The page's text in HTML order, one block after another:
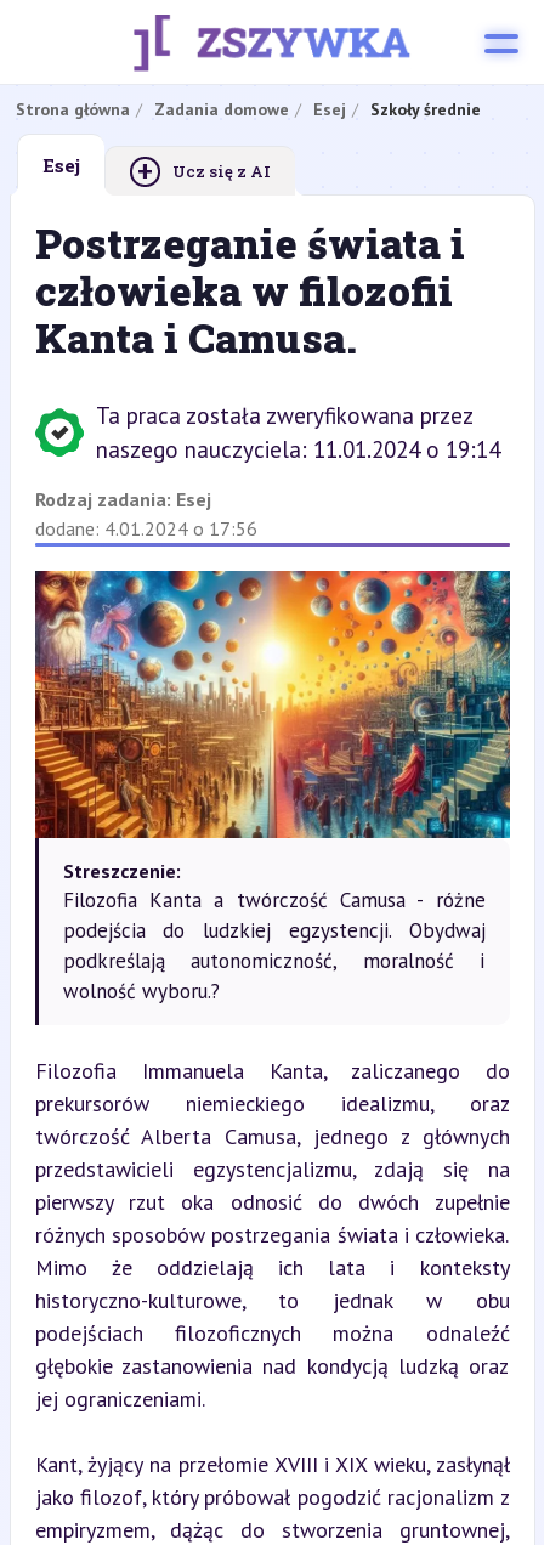
Strona główna Zadania domowe Esej Szkoły średnie
Esej + Ucz się z AI
Postrzeganie świata i
człowieka w filozofii
Kanta i Camusa.
Ta praca została zweryfikowana przez
naszego nauczyciela: 11.01.2024 o 19:14
Rodzaj zadania: Esej
dodane: 4.01.2024 o 17:56
Streszczenie:
Filozofia Kanta a twórczość Camusa - różne
podejścia do ludzkiej egzystencji. Obydwaj
podkreślają autonomiczność, moralność i
wolność wyboru.?
Filozofia Immanuela Kanta, zaliczanego do
prekursorów niemieckiego idealizmu, oraz
twórczość Alberta Camusa, jednego z głównych
przedstawicieli egzystencjalizmu, zdają się na
pierwszy rzut oka odnosić do dwóch zupełnie
różnych sposobów postrzegania świata i człowieka.
Mimo że oddzielają ich lata i konteksty
historyczno-kulturowe, to jednak w obu
podejściach filozoficznych można odnaleźć
głębokie zastanowienia nad kondycją ludzką oraz
jej ograniczeniami.
Kant, żyjący na przełomie XVIII i XIX wieku, zasłynął
jako filozof, który próbował pogodzić racjonalizm z
empiryzmem, dążąc do stworzenia gruntownej,